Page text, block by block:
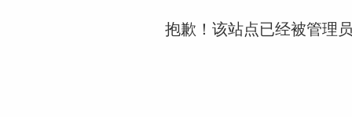
抱歉！该站点已经被管理